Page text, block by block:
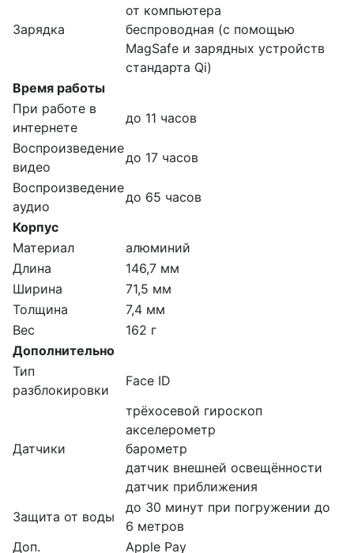
Зарядка
от компьютера
беспроводная (с помощью
MagSafe и зарядных устройств
стандарта Qi)
Время работы
При работе в
интернете
до 11 часов
Воспроизведение
видео
до 17 часов
Воспроизведение
аудио
до 65 часов
Корпус
Материал
алюминий
Длина
146,7 мм
Ширина
71,5 мм
Толщина
7,4 мм
Вес
162 г
Дополнительно
Тип
разблокировки
Face ID
Датчики
трёхосевой гироскоп
акселерометр
барометр
датчик внешней освещённости
датчик приближения
Защита от воды
до 30 минут при погружении до
6 метров
Доп.
Apple Pay